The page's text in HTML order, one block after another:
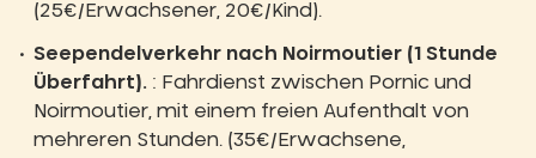
(25€/Erwachsener, 20€/Kind).
Seependelverkehr nach Noirmoutier (1 Stunde
Überfahrt). : Fahrdienst zwischen Pornic und
Noirmoutier, mit einem freien Aufenthalt von
mehreren Stunden. (35€/Erwachsene,